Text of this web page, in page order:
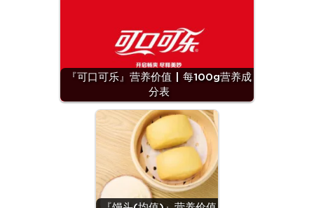
『可口可乐』营养价值 | 每100g营养成
分表